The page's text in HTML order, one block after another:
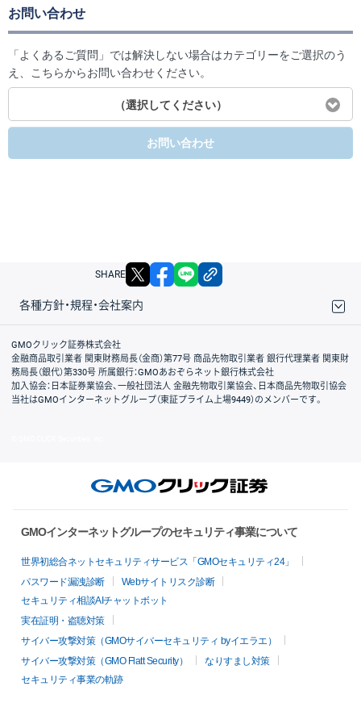
お問い合わせ
「よくあるご質問」では解決しない場合はカテゴリーをご選択のう
え、こちらからお問い合わせください。
（選択してください）
お問い合わせ
SHARE X facebook
各種方針・規程・会社案内
取引規程・約款
サイトマップ
その他のご案内
個人情報保護方針
最良執行方針
サイトのご利用について
ディスクレイマー
信託保全
リスク説明
会社案内
GMOクリック証券株式会社
金融商品取引業者 関東財務局長（金商）第77号 商品先物取引業者 銀行代理業者 関東財
務局長（銀代）第330号 所属銀行：GMOあおぞらネット銀行株式会社
加入協会：日本証券業協会、一般社団法人 金融先物取引業協会、日本商品先物取引協会
当社はGMOインターネットグループ（東証プライム上場9449）のメンバーです。
GMOインターネットグループのセキュリティ事業について
世界初総合ネットセキュリティサービス「GMOセキュリティ24」
パスワード漏洩診断
Webサイトリスク診断
セキュリティ相談AIチャットボット
実在証明・盗聴対策
サイバー攻撃対策（GMOサイバーセキュリティ byイエラエ）
サイバー攻撃対策（GMO Flatt Security）
なりすまし対策
セキュリティ事業の軌跡